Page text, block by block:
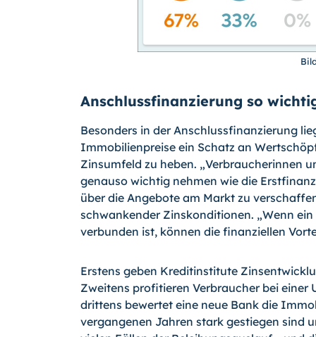
Anschlussfinanzierung so
Besonders in der Anschlussfinanzierung
Immobilienpreise ein Schatz an
Zinsumfeld zu heben. „Verbraucherinnen
genauso wichtig nehmen wie die
über die Angebote am Markt zu
schwankender Zinskonditionen. „Wenn
verbunden ist, können die finanziellen
Erstens geben Kreditinstitute
Zweitens profitieren Verbraucher bei
drittens bewertet eine neue Bank die
vergangenen Jahren stark gestiegen sind